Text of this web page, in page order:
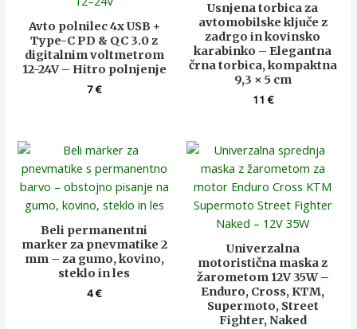
Avto polnilec 4x USB +
Type-C PD & QC 3.0 z
digitalnim voltmetrom
12-24V – Hitro polnjenje
7€
Usnjena torbica za
avtomobilske ključe z
zadrgo in kovinsko
karabinko – Elegantna
črna torbica, kompaktna
9,3 × 5 cm
11€
Beli permanentni
marker za pnevmatike 2
mm – za gumo, kovino,
steklo in les
4€
Univerzalna
motoristična maska z
žarometom 12V 35W –
Enduro, Cross, KTM,
Supermoto, Street
Fighter, Naked